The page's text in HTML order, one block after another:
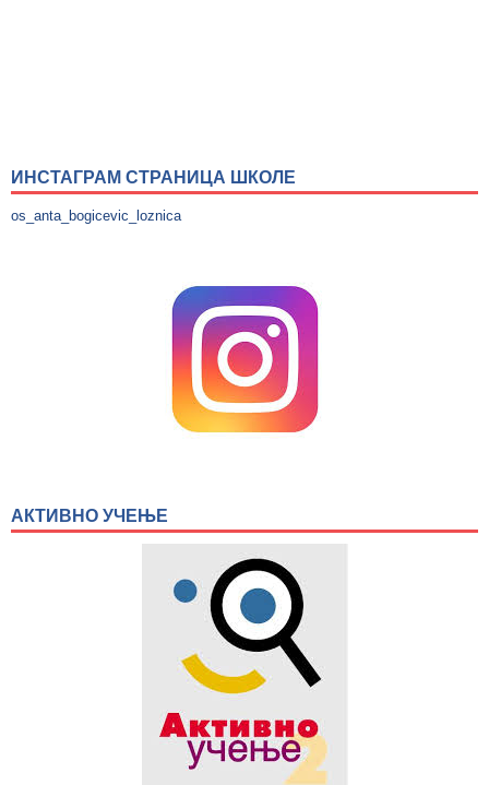
ИНСТАГРАМ СТРАНИЦА ШКОЛЕ
os_anta_bogicevic_loznica
АКТИВНО УЧЕЊЕ